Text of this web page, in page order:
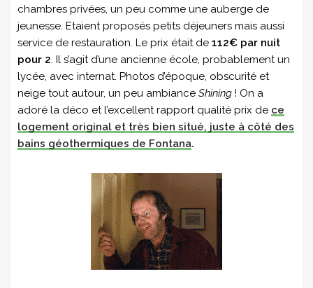
chambres privées, un peu comme une auberge de
jeunesse. Etaient proposés petits déjeuners mais aussi
service de restauration. Le prix était de 112€ par nuit
pour 2. Il s’agit d’une ancienne école, probablement un
lycée, avec internat. Photos d’époque, obscurité et
neige tout autour, un peu ambiance Shining ! On a
adoré la déco et l’excellent rapport qualité prix de ce
logement original et très bien situé, juste à côté des
bains géothermiques de Fontana.